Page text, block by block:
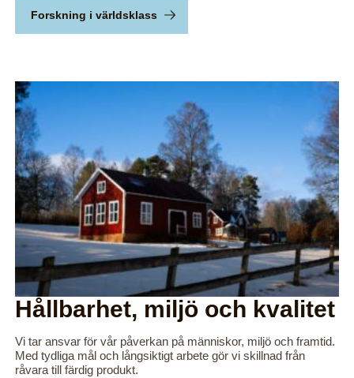
Forskning i världsklass
Hållbarhet, miljö och kvalitet
Vi tar ansvar för vår påverkan på människor, miljö och framtid.
Med tydliga mål och långsiktigt arbete gör vi skillnad från
råvara till färdig produkt.